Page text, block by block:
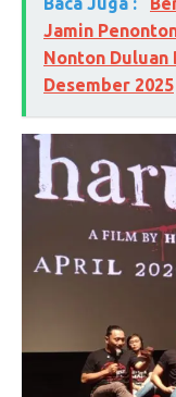
Jamin
Nonton Duluan
Desember 2025